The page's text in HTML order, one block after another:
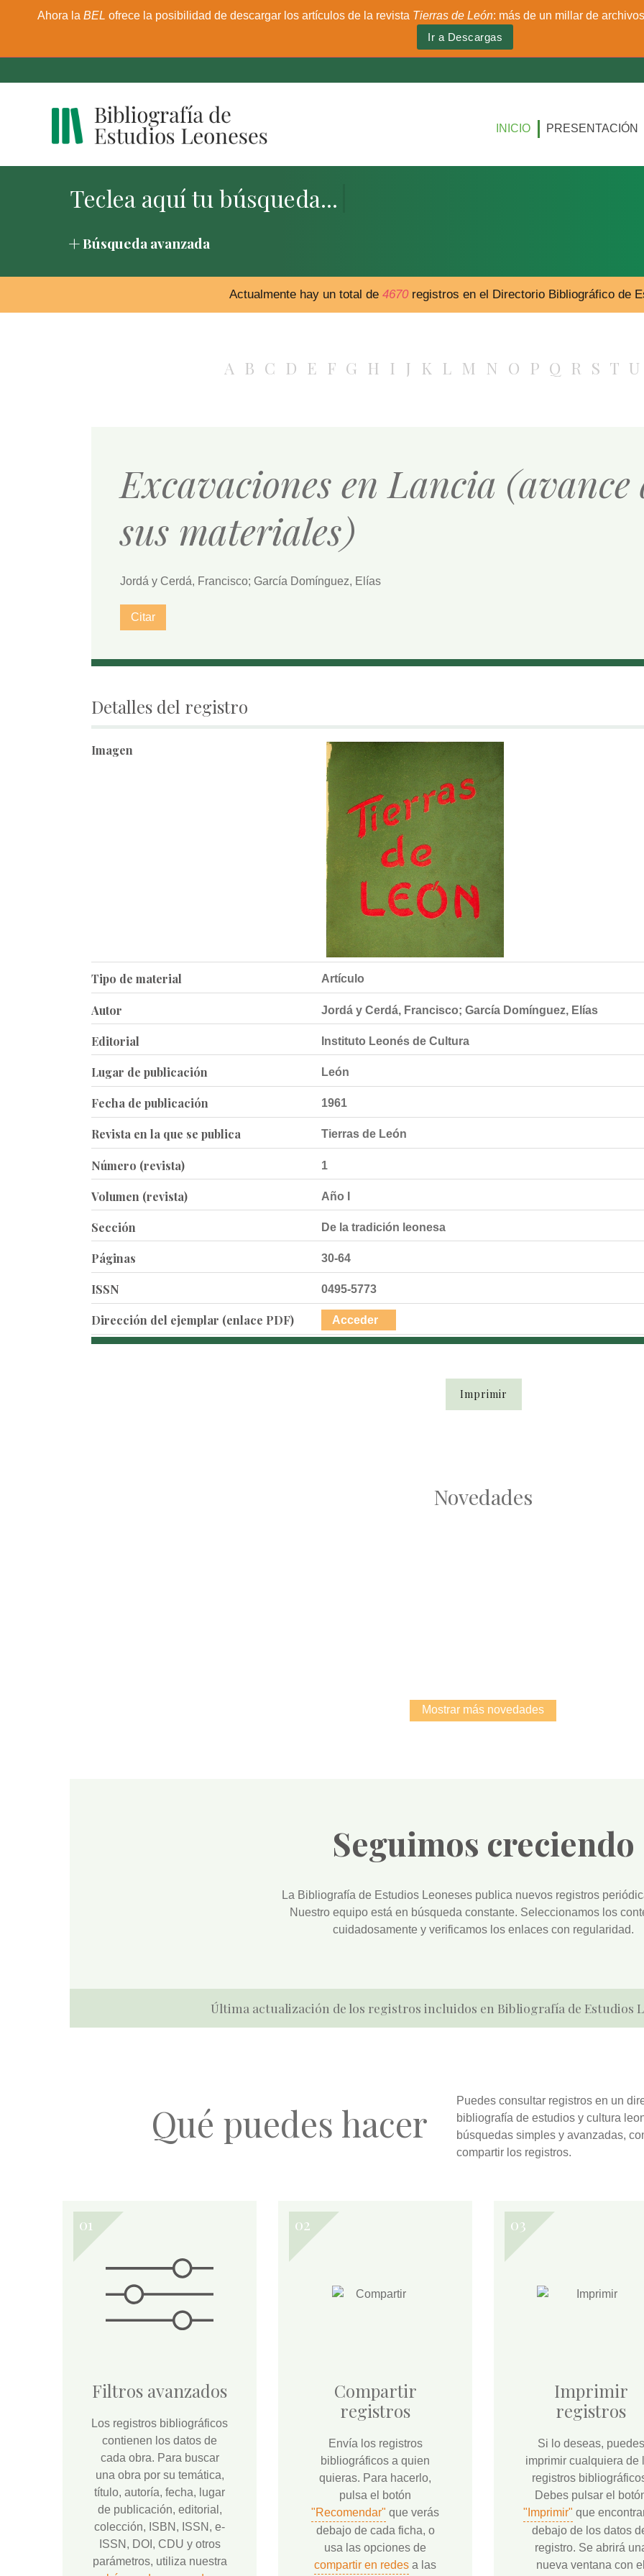
INICIO PRESENTACIÓN
Búsqueda avanzada
Actualmente hay un total de 4670registros en el Directorio Bibliográfico de
A B C D E F G H I J K L M N O P Q R S T U
Excavaciones en Lancia (avance
sus materiales)
Jordá y Cerdá, Francisco; García Domínguez, Elías
Citar
Detalles del registro
Imagen
Tipo de material Artículo
Autor Jordá y Cerdá, Francisco; García Domínguez, Elías
Editorial Instituto Leonés de Cultura
Lugar de publicación León
Fecha de publicación 1961
Revista en la que se publica Tierras de León
Número (revista) 1
Volumen (revista) Año I
Sección De la tradición leonesa
Páginas 30-64
ISSN 0495-5773
Dirección del ejemplar (enlace PDF) Acceder
Imprimir
Novedades
Mostrar más novedades
Seguimos creciendo
La Bibliografía de Estudios Leoneses publica nuevos registros
Nuestro equipo está en búsqueda constante. Seleccionamos los
cuidadosamente y verificamos los enlaces con regularidad.
Última actualización de los registros incluidos en Bibliografía de Estudios
Qué puedes hacer Puedes consultarregistros en un
bibliografía de estudios y cultura
búsquedas simples y avanzadas,
compartirlos registros.
Filtros avanzados
Los registros bibliográficos
contienen los datos de
cada obra. Para buscar
una obra por su temática,
título, autoría, fecha, lugar
de publicación, editorial,
colección, ISBN, ISSN, e-
ISSN, DOI, CDU y otros
parámetros, utiliza nuestra
Compartir
registros
Envía los registros
bibliográficos a quien
quieras. Para hacerlo,
pulsa el botón
"Recomendar" que verás
debajo de cada ficha, o
usa las opciones de
compartir en redes a las
Imprimir
registros
Si lo deseas, puedes
imprimir cualquiera de
registros
Debes pulsar el
"Imprimir" que
debajo de los datos
registro. Se abrirá
nueva ventana con el
Ahora la BEL ofrece la posibilidad de descargar los artículos de la revista Tierras de León: más de un millar de
Ir a Descargas